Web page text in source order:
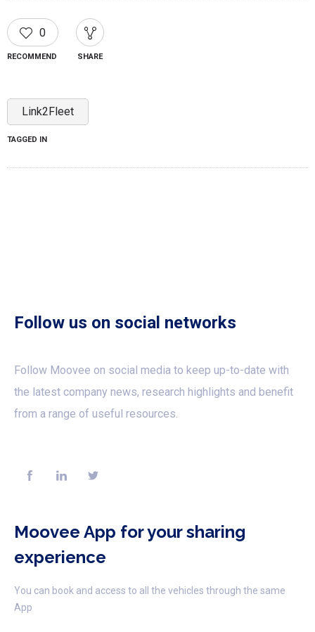
0
RECOMMEND SHARE
Link2Fleet
TAGGED IN
Follow us on social networks
Follow Moovee on social media to keep up-to-date with
the latest company news, research highlights and benefit
from a range of useful resources.
Moovee App for your sharing
experience
You can book and access to all the vehicles through the same
App